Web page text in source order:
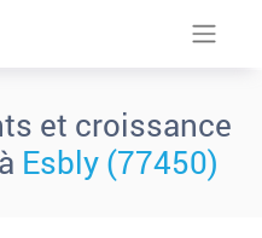
et croissance
Esbly (77450)